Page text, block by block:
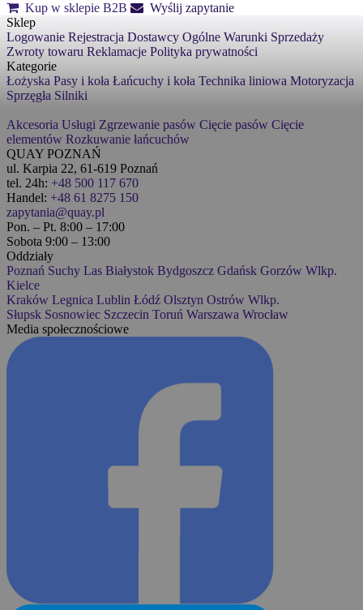
Kup w sklepie B2B
Wyślij zapytanie
Sklep
Logowanie Rejestracja Dostawcy Ogólne Warunki Sprzedaży
Zwroty towaru Reklamacje Polityka prywatności
Kategorie
Łożyska Pasy i koła Łańcuchy i koła Technika liniowa Motoryzacja
Sprzęgła Silniki
Akcesoria Usługi Zgrzewanie pasów Cięcie pasów Cięcie
elementów Rozkuwanie łańcuchów
QUAY POZNAŃ
ul. Karpia 22, 61-619 Poznań
tel. 24h: +48 500 117 670
Handel: +48 61 8275 150
zapytania@quay.pl
Pon. – Pt. 8:00 – 17:00
Sobota 9:00 – 13:00
Oddziały
Poznań Suchy Las Białystok Bydgoszcz Gdańsk Gorzów Wlkp.
Kielce
Kraków Legnica Lublin Łódź Olsztyn Ostrów Wlkp.
Słupsk Sosnowiec Szczecin Toruń Warszawa Wrocław
Media społecznościowe